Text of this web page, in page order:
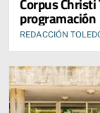
programación
REDACCIÓN